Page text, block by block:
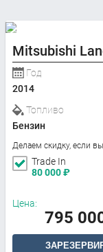
Mitsubishi
Год
2014
Топливо
Бензин
Делаем скидку, если
Trade In
80 000₽
Цена:
795